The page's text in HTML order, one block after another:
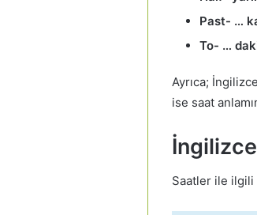
Past- …
To- …
Ayrıca;
ise saat
Saatler ile ilgili